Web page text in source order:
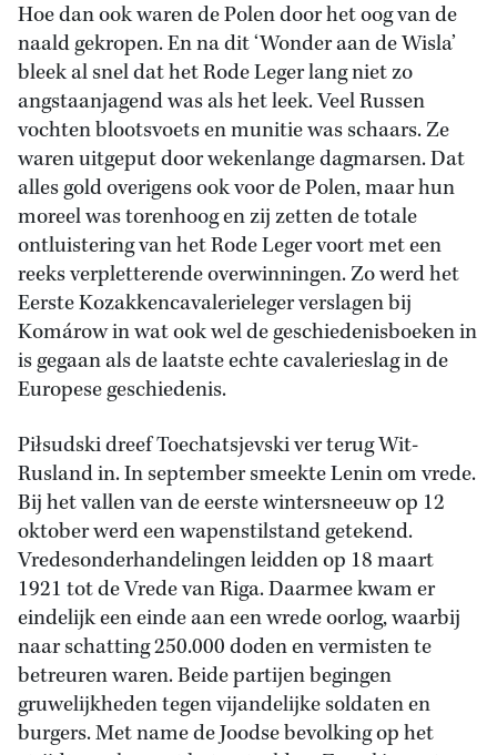
Hoe dan ook waren de Polen door het oog van de
naald gekropen. En na dit ‘Wonder aan de Wisla’
bleek al snel dat het Rode Leger lang niet zo
angstaanjagend was als het leek. Veel Russen
vochten blootsvoets en munitie was schaars. Ze
waren uitgeput door wekenlange dagmarsen. Dat
alles gold overigens ook voor de Polen, maar hun
moreel was torenhoog en zij zetten de totale
ontluistering van het Rode Leger voort met een
reeks verpletterende overwinningen. Zo werd het
Eerste Kozakkencavalerieleger verslagen bij
Komárow in wat ook wel de geschiedenisboeken in
is gegaan als de laatste echte cavalerieslag in de
Europese geschiedenis.
Piłsudski dreef Toechatsjevski ver terug Wit-
Rusland in. In september smeekte Lenin om vrede.
Bij het vallen van de eerste wintersneeuw op 12
oktober werd een wapenstilstand getekend.
Vredesonderhandelingen leidden op 18 maart
1921 tot de Vrede van Riga. Daarmee kwam er
eindelijk een einde aan een wrede oorlog, waarbij
naar schatting 250.000 doden en vermisten te
betreuren waren. Beide partijen begingen
gruwelijkheden tegen vijandelijke soldaten en
burgers. Met name de Joodse bevolking op het